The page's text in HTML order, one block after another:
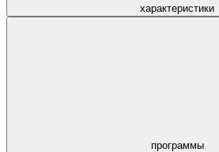
характеристики
программы